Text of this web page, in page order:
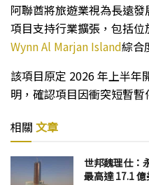
阿聯酋將旅遊業視為長遠
項目支持行業擴張，包括位
Wynn Al Marjan Island綜合
該項目原定 2026 年上半年
明，確認項目因衝突短暫暫
相關 文章
世邦魏理仕：
最高達 17.1